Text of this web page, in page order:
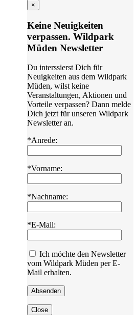
×
Keine Neuigkeiten
verpassen. Wildpark
Müden Newsletter
Du interssierst Dich für
Neuigkeiten aus dem Wildpark
Müden, wilst keine
Veranstaltungen, Aktionen und
Vorteile verpassen? Dann melde
Dich jetzt für unseren Wildpark
Newsletter an.
*Anrede:
*Vorname:
*Nachname:
*E-Mail:
Ich möchte den Newsletter
vom Wildpark Müden per E-
Mail erhalten.
Close